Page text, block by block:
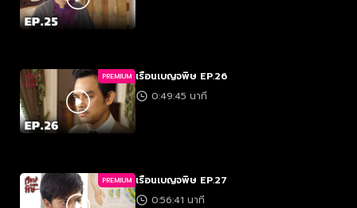
PREMIUM เรือนเบญจพิษ EP.26
0:49:45 นาที
PREMIUM เรือนเบญจพิษ EP.27
0:56:41 นาที